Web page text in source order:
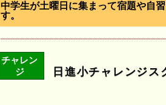
中学生が土曜日に集まって宿題や自
す。
チャレン
ジ
日進小チャレンジス